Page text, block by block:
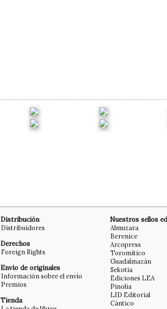
Distribución
Distribuidores
Derechos
Foreign Rights
Envío de originales
Información sobre el envío
Premios
Tienda
Nuestros sellos
Almuzara
Berenice
Arcopress
Toromítico
Guadalmazán
Sekotia
Ediciones LEA
Pinolia
LID Editorial
Cántico